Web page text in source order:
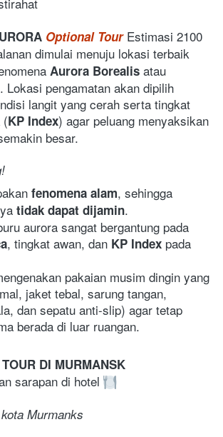
Optional Tour Estimasi 2100
dimulai menuju lokasi terbaik
Aurora Borealis atau
Lokasi pengamatan akan dipilih
langit yang cerah serta tingkat
(KP Index) agar peluang menyaksikan
besar.
fenomena alam, sehingga
tidak dapat dijamin.
, tingkat awan, dan KP Index pada
pakaian musim dingin yang
jaket tebal, sarung tangan,
dan sepatu anti-slip) agar tetap
berada di luar ruangan.
DI MURMANSK
sarapan di hotel
Murmanks